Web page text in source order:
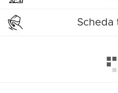
Scheda